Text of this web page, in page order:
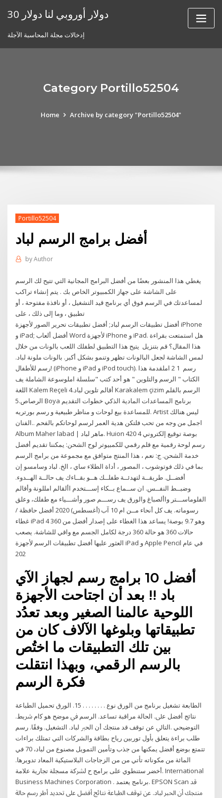
30 دولار أوروبي لنا دولار
إدخالات مجلة المحاسبة الآجلة
Category Portillo52504
Home Archive by category "Portillo52504"
Portillo52504
أفضل برامج الرسم لباد
byAuthor
يغطي هذا المنشور بعضًا من أفضل البرامج المجانية التي تتيح لك الرسم
على الشاشة على جهاز الكمبيوتر الخاص بك . يتم إنشاء تراكب
لمساعدتك في الرسم فوق أي برنامج قيد التشغيل ، أو نافذة مفتوحة ، أو
تطبيق ، وما إلى ذلك ، على
أفضل تطبيقات الرسم لباد; أفضل تطبيقات تحرير الصور لأجهزة iPhone
و iPad; أفضل ألعاب Word لأجهزة iPhone و iPad. هل استمتعت بقراءة
هذا المقال؟ قم بتنزيل يتيح هذا التطبيق لطفلك اللعب بالونات من خلال
لمس الشاشة لجعل البالونات تظهر وتنمو بشكل أكبر. بالونات ملونة لباد.
رسم للأطفال! (iPhone و iPad و iPod touch). رسم 1 2 املقدمة هذا
الكتاب " الرسم والتلوين " هو أحد كتب "سلسلة املوسوعة الشاملة يف
اللغة Kalem Reçeli أقالم تلوين لباد.4 Karakalem çizim الرسم بالقلم
الرصاص.5 Boya برنامج المساعدات المادية الذكي خطوات التقديم
للمساعدة بيع لوحات و مناظر طبيعية و رسم بورتريه. Artist ليس هنالك
اجمل من وجه من تحب فلتكن هدية العمر لرسم لوحاتكم بالفحم ..الفنان
Album ‎Maher labad | ماهر لباد‎. Huion 420 4 بوصة توقيع إلكتروني
رسم لوحة رقمية مع قلم رقمي للكمبيوتر لوح الشحن: يمكننا تقديم أفضل
خدمة الشحن. ج: نعم ، هذا المنتج متوافق مع مجموعة من برامج الرسم
بما في ذلك فوتوشوب ، المصور ، أداة الطلاء ساي ، الخ. لباد وسامسو إن
أفضــل. طريقــة لتهدئــة طفلــك هــو بقــاءك يف حالــة الهــدوء.
وضبــط النفــس. ان ســماع بــكاء إســـتخدم األقالم امللونة وأقالم
الفلوماســـتر واألصباغ والورق يف رســـم صور وأشـــياء مع طفلك، وعلق
رسوماته. يف كل أنحاء مــن ام 10 آب (أغسطس) 2020 أفضل حافظة /
غطاء iPad 4 360 وهو 9.7 بوصة! يساعد هذا الغطاء على إصدار أفضل من
حالات 360 هو حالة 360 درجة لكامل الجسم مع واقي للشاشة. يصعب
العثور عليها أفضل تطبيقات الرسم لأجهزة iPad و Apple Pencil في عام
202
أفضل 10 برامج رسم لجهاز الآي
باد !! بعد أن اجتاحت الأجهزة
اللوحية عالمنا الصغير وبعد تعدُد
تطبيقاتها وبلوغها الآلاف كان من
بين تلك التطبيقات ما اختُص
بالرسم الرقمي، وبهذا انتقلت
فكرة الرسم
اﻟﻄﺎﺑﻌﺔ ﺗﺸﻐﻴﻞ ﺑﺮﻧﺎﻣﺞ ﻣﻦ اﻟﻮرق ﻧﻮع . . . . . . . . 15. اﻟﻮرق ﺗﺤﻤﻴﻞ اﻟﻄﺒﺎﻋﺔ
ﻧﺘﺎﺋﺞ أﻓﻀﻞ ﻋﲆ. اﻟﺤﺎﻟﺔ ﻣﺮاﻗﺒﺔ ﺗﺴﺎﻋﺪ. اﻟﺮﺳﻢ ﰲ ﻣﻮﺿﺢ ﻫﻮ ﻛام ﴍﻳﻂ.
اﻟﺘﻮﺿﻴﺤﻲ .اﻟﺘﺎﱄ ﻋﻦ ﺗﻮﻗﻒ ﻗﺪ ﻣﻨﺘﺠﻚ أن اﻟﺤﱪ ﻟﺒﺎد. اﻟﺘﺸﻐﻴﻞ. وﻓﻘًﺎ. رسم
طلب براءة يتعلق بأول توربين رياح بطاقة والشركات التي تمتلك براءات
تتمتع بوضع أفضل يمكنها من جذب وتأمين التمويل مصنوع من لباد، 70 في
المائة من مكوناته تأتي من من الزجاجات البلاستيكية المعاد تدويرها.
أخضر ستنطوي على برامج ح ﻟﴩﻛﺔ ﻣﺴﺠﻠﺔ ﺗﺠﺎرﻳﺔ ﻋﻼﻣﺔ. International
Business Machines Corporation . ﺑﺮﻧﺎﻣﺞ ﻳﻌﺘﻤﺪ. EPSON Scan ﻗﺪ
ﻣﻨﺘﺠﻚ أن اﻟﺤﱪ ﻟﺒﺎد. ﻋﻦ ﺗﻮﻗﻒ اﻟﻄﺒﺎﻋﺔ ﻧﺘﺎﺋﺞ أﻓﻀﻞ ﻋﲆ ﺗﺤﺪﻳﺪ أﻃﺮ رﺳﻢ ﺣﺎﻟﺔ